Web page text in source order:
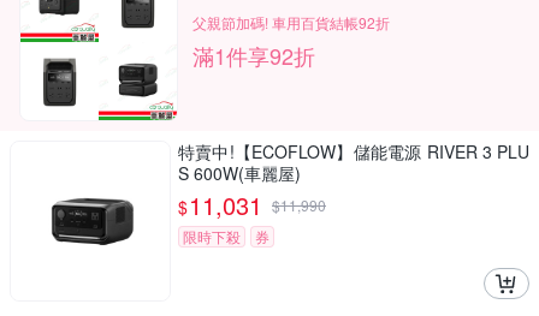
父親節加碼! 車用百貨結帳92折
滿1件享92折
特賣中!【ECOFLOW】儲能電源 RIVER 3 PLU
S 600W(車麗屋)
$11,031 $11,990
限時下殺
券